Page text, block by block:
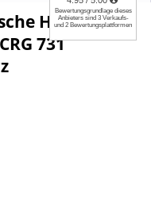
Select Language▼
HP CF210X -
731